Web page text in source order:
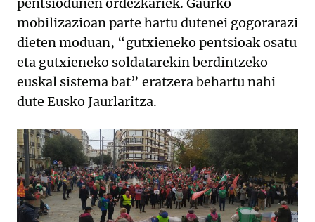
mobilizazioan parte hartu dutenei gogorarazi
dieten moduan, “gutxieneko pentsioak osatu
eta gutxieneko soldatarekin berdintzeko
euskal sistema bat” eratzera behartu nahi
dute Eusko Jaurlaritza.